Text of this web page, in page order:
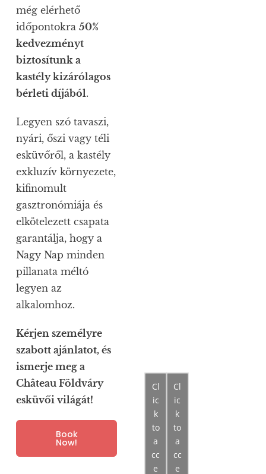
még elérhető
időpontokra 50%
kedvezményt
biztosítunk a
kastély kizárólagos
bérleti díjából.
Legyen szó tavaszi,
nyári, őszi vagy téli
esküvőről, a kastély
exkluzív környezete,
kifinomult
gasztronómiája és
elkötelezett csapata
garantálja, hogy a
Nagy Nap minden
pillanata méltó
legyen az
alkalomhoz.
Kérjen személyre
szabott ajánlatot, és
ismerje meg a
Château Földváry
esküvői világát!
Book
Now!
Cl
ic
k
to
a
cc
e
Cl
ic
k
to
a
cc
e